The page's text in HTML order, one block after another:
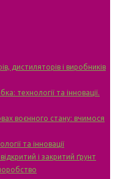
дистиляторів і виробників
технології та інновації.
воєнного стану: вчимося
та інновації
і закритий ґрунт